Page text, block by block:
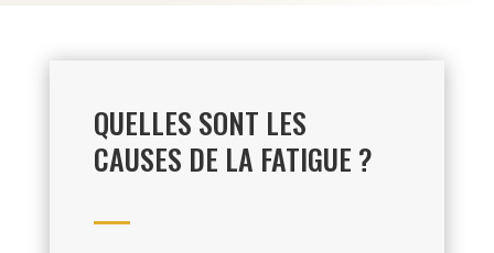
QUELLES SONT LES
CAUSES DE LA FATIGUE ?